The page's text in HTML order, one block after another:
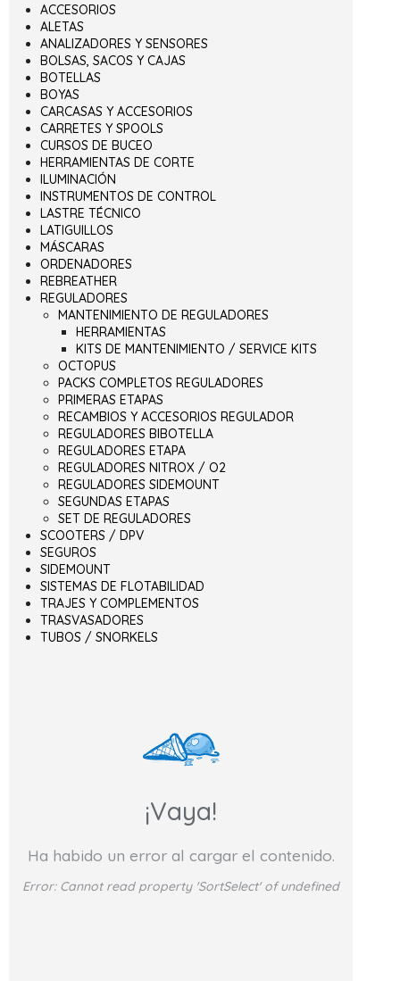
ACCESORIOS
ALETAS
ANALIZADORES Y SENSORES
BOLSAS, SACOS Y CAJAS
BOTELLAS
BOYAS
CARCASAS Y ACCESORIOS
CARRETES Y SPOOLS
CURSOS DE BUCEO
HERRAMIENTAS DE CORTE
ILUMINACIÓN
INSTRUMENTOS DE CONTROL
LASTRE TÉCNICO
LATIGUILLOS
MÁSCARAS
ORDENADORES
REBREATHER
REGULADORES
MANTENIMIENTO DE REGULADORES
HERRAMIENTAS
KITS DE MANTENIMIENTO / SERVICE KITS
OCTOPUS
PACKS COMPLETOS REGULADORES
PRIMERAS ETAPAS
RECAMBIOS Y ACCESORIOS REGULADOR
REGULADORES BIBOTELLA
REGULADORES ETAPA
REGULADORES NITROX / O2
REGULADORES SIDEMOUNT
SEGUNDAS ETAPAS
SET DE REGULADORES
SCOOTERS / DPV
SEGUROS
SIDEMOUNT
SISTEMAS DE FLOTABILIDAD
TRAJES Y COMPLEMENTOS
TRASVASADORES
TUBOS / SNORKELS
¡Vaya!
Ha habido un error al cargar el contenido.
Error: Cannot read property 'SortSelect' of undefined